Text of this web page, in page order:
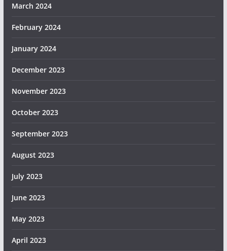
March 2024
February 2024
January 2024
December 2023
November 2023
October 2023
September 2023
August 2023
July 2023
June 2023
May 2023
April 2023